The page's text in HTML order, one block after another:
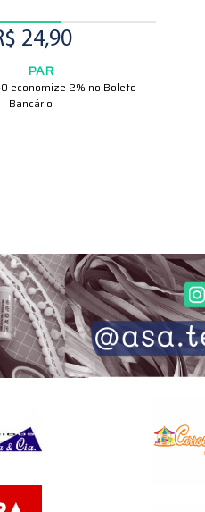
24,90
PAR
economize 2% no Boleto
Bancário